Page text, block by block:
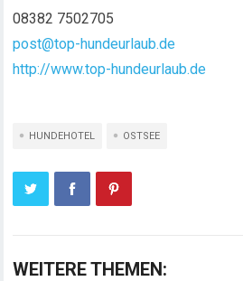
08382 7502705
post@top-hundeurlaub.de
http://www.top-hundeurlaub.de
HUNDEHOTEL OSTSEE
WEITERE THEMEN: